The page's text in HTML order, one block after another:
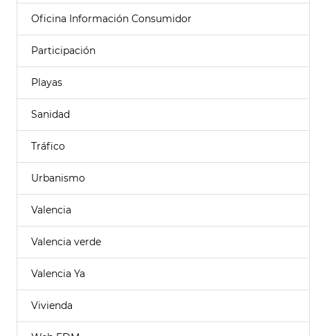
Oficina Información Consumidor
Participación
Playas
Sanidad
Tráfico
Urbanismo
Valencia
Valencia verde
Valencia Ya
Vivienda